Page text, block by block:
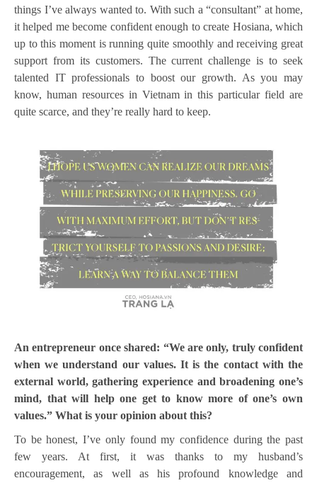
things I’ve always wanted to. With such a “consultant” at home,
it helped me become confident enough to create Hosiana, which
up to this moment is running quite smoothly and receiving great
support from its customers. The current challenge is to seek
talented IT professionals to boost our growth. As you may
know, human resources in Vietnam in this particular field are
quite scarce, and they’re really hard to keep.
An entrepreneur once shared: “We are only, truly confident
when we understand our values. It is the contact with the
external world, gathering experience and broadening one’s
mind, that will help one get to know more of one’s own
values.” What is your opinion about this?
To be honest, I’ve only found my confidence during the past
few years. At first, it was thanks to my husband’s
encouragement, as well as his profound knowledge and